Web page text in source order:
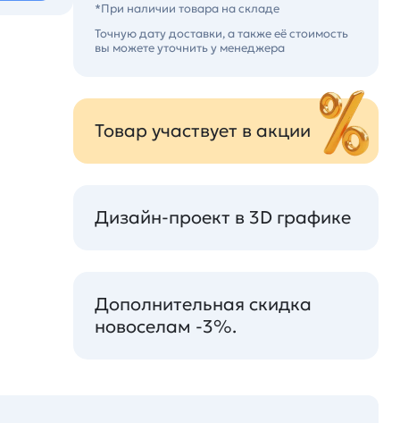
*При наличии товара на складе
Точную дату доставки, а также её стоимость
вы можете уточнить у менеджера
Товар участвует в акции
Дизайн-проект в 3D графике
Дополнительная скидка
новоселам -3%.